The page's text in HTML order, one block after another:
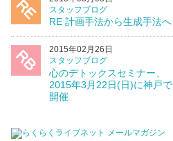
スタッフブログ
RE 計画手法から生成手法へ
2015年02月26日
スタッフブログ
心のデトックスセミナー、
2015年3月22日(日)に神戸で
開催